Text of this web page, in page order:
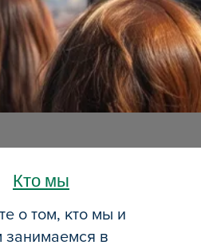
Кто мы
о том, кто мы и
занимаемся в